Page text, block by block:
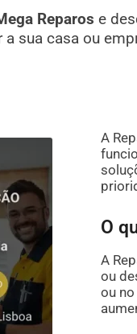
Reparos e
sua casa ou
A
O
A
ou
ou